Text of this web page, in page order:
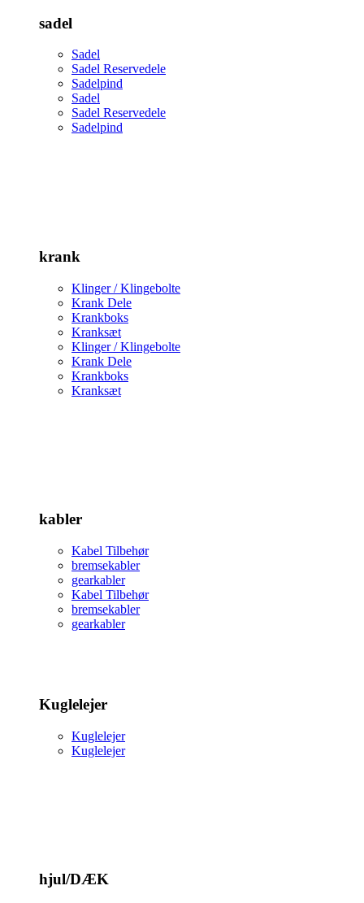
sadel
Sadel
Sadel Reservedele
Sadelpind
Sadel
Sadel Reservedele
Sadelpind
krank
Klinger / Klingebolte
Krank Dele
Krankboks
Kranksæt
Klinger / Klingebolte
Krank Dele
Krankboks
Kranksæt
kabler
Kabel Tilbehør
bremsekabler
gearkabler
Kabel Tilbehør
bremsekabler
gearkabler
Kuglelejer
Kuglelejer
Kuglelejer
hjul/DÆK